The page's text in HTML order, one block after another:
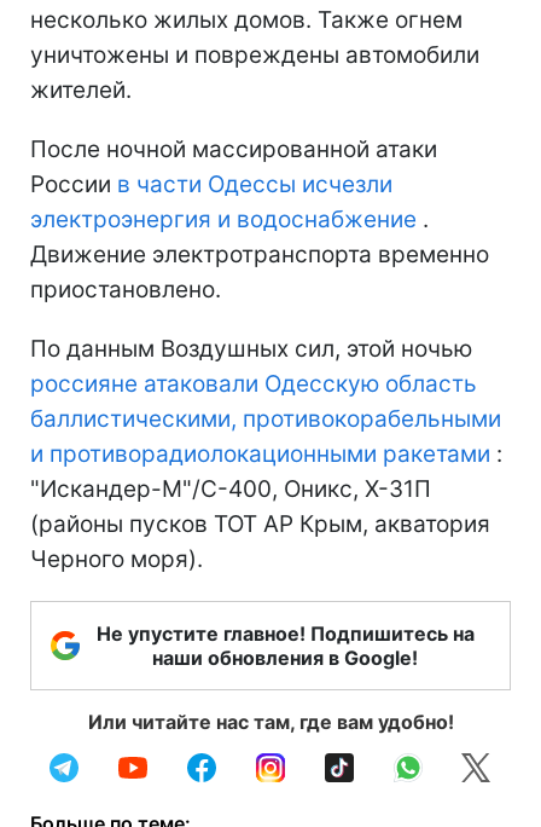
несколько жилых домов. Также огнем
уничтожены и повреждены автомобили
жителей.
После ночной массированной атаки
России в части Одессы исчезли
электроэнергия и водоснабжение .
Движение электротранспорта временно
приостановлено.
По данным Воздушных сил, этой ночью
россияне атаковали Одесскую область
баллистическими, противокорабельными
и противорадиолокационными ракетами :
"Искандер-М"/С-400, Оникс, Х-31П
(районы пусков ТОТ АР Крым, акватория
Черного моря).
Не упустите главное! Подпишитесь на
наши обновления в Google!
Или читайте нас там, где вам удобно!